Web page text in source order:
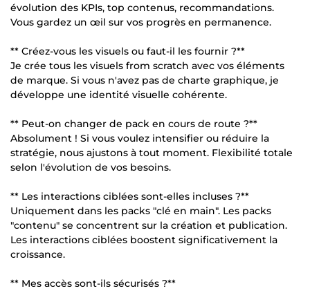
évolution des KPIs, top contenus, recommandations.
Vous gardez un œil sur vos progrès en permanence.
** Créez-vous les visuels ou faut-il les fournir ?**
Je crée tous les visuels from scratch avec vos éléments
de marque. Si vous n'avez pas de charte graphique, je
développe une identité visuelle cohérente.
** Peut-on changer de pack en cours de route ?**
Absolument ! Si vous voulez intensifier ou réduire la
stratégie, nous ajustons à tout moment. Flexibilité totale
selon l'évolution de vos besoins.
** Les interactions ciblées sont-elles incluses ?**
Uniquement dans les packs "clé en main". Les packs
"contenu" se concentrent sur la création et publication.
Les interactions ciblées boostent significativement la
croissance.
** Mes accès sont-ils sécurisés ?**